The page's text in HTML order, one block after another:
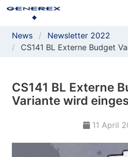
News
Newsletter 2022
CS141 BL Externe Budget
CS141 BL Externe
Variante wird
11 April